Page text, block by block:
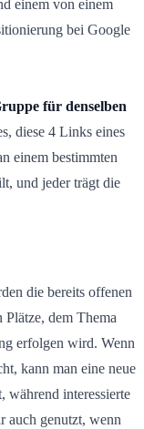
einem von einem
bei Google
für denselben
diese 4 Links eines
einem bestimmten
und jeder trägt die
die bereits offenen
dem Thema
erfolgen wird. Wenn
kann man eine neue
während interessierte
auch genutzt, wenn